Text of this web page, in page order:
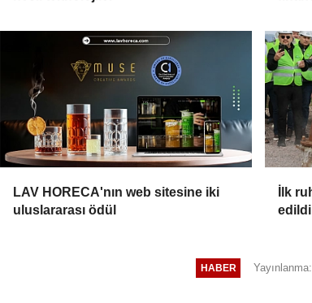
LAV HORECA'nın web sitesine iki
uluslararası ödül
İlk
edildi
HABER